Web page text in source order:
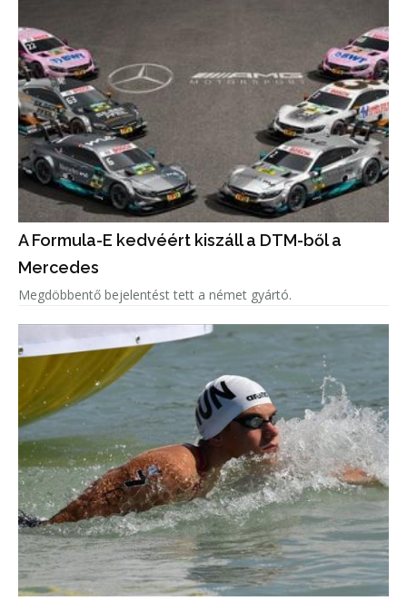
A Formula-E kedvéért kiszáll a DTM-ből a
Mercedes
Megdöbbentő bejelentést tett a német gyártó.